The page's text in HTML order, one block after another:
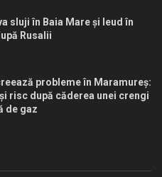
sluji în Baia Mare și Ieud în
Rusalii
probleme în Maramureș:
risc după căderea unei crengi
de gaz